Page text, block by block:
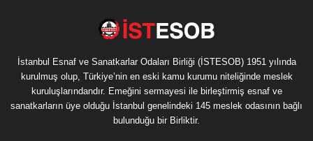
İstanbul Esnaf ve Sanatkarlar Odaları Birliği (İSTESOB) 1951 yılında
kurulmuş olup, Türkiye’nin en eski kamu kurumu niteliğinde meslek
kuruluşlarındandır. Emeğini sermayesi ile birleştirmiş esnaf ve
sanatkarların üye olduğu İstanbul genelindeki 145 meslek odasının bağlı
bulunduğu bir Birliktir.